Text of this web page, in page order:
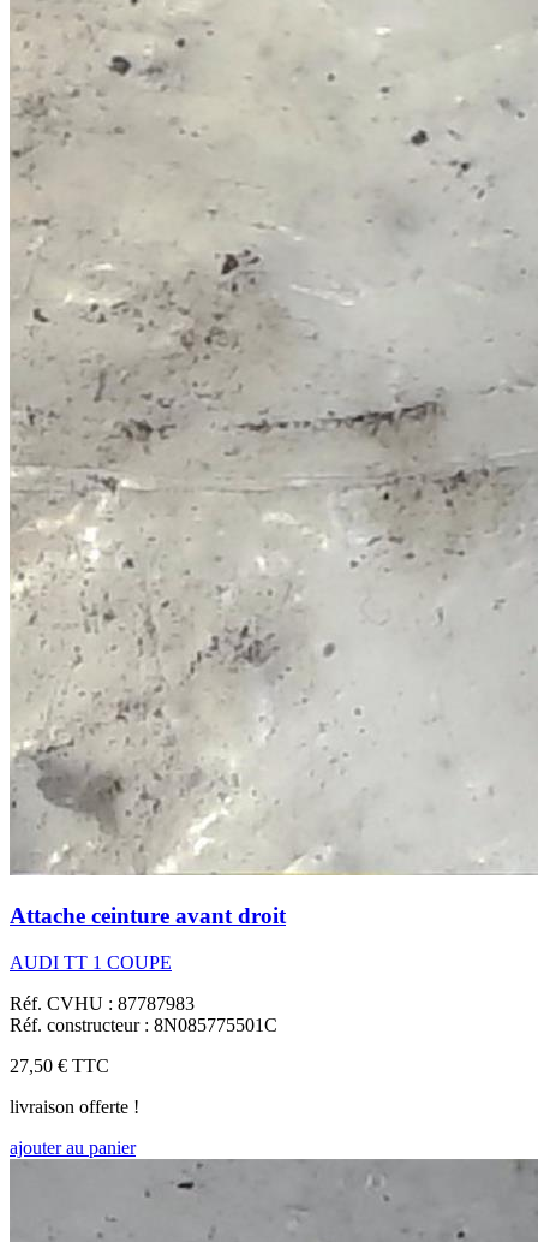
Attache ceinture avant droit
AUDI TT 1 COUPE
Réf. CVHU : 87787983
Réf. constructeur : 8N085775501C
27,50 € TTC
livraison offerte !
ajouter au panier